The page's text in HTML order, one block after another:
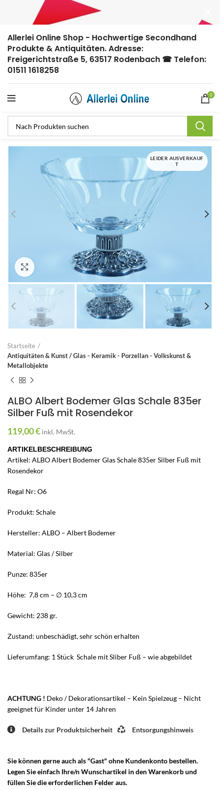
Allerlei Online Shop - Hochwertige Secondhand
Produkte & Antiquitäten. Adresse:
Freigerichtstraße 5, 63517 Rodenbach ☎ Telefon:
01511 1618258
0
LEIDER AUSVERKAUF
T
Zum Vergrößern anklicken
Startseite
Antiquitäten & Kunst / Glas - Keramik - Porzellan - Volkskunst &
Metallobjekte
ALBO Albert Bodemer Glas Schale 835er
Silber Fuß mit Rosendekor
119,00€ inkl. MwSt.
ARTIKELBESCHREIBUNG
Artikel: ALBO Albert Bodemer Glas Schale 835er Silber Fuß mit
Rosendekor
Regal Nr: O6
Produkt: Schale
Hersteller: ALBO – Albert Bodemer
Material: Glas / Silber
Punze: 835er
Höhe: 7,8 cm – ∅ 10,3 cm
Gewicht: 238 gr.
Zustand: unbeschädigt, sehr schön erhalten
Lieferumfang: 1 Stück Schale mit Sliber Fuß – wie abgebildet
ACHTUNG ! Deko / Dekorationsartikel – Kein Spielzeug – Nicht
geeignet für Kinder unter 14 Jahren
Details zur Produktsicherheit Entsorgungshinweis
Sie können gerne auch als "Gast" ohne Kundenkonto bestellen.
Legen Sie einfach Ihre/n Wunschartikel in den Warenkorb und
füllen Sie die erforderlichen Felder aus.